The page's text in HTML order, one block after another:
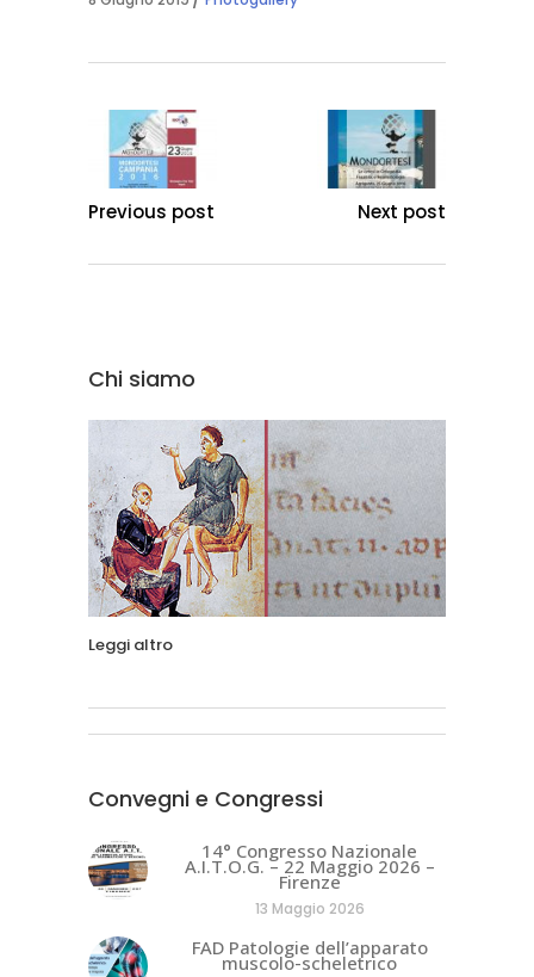
Previous post Next post
Chi siamo
Leggi altro
Convegni e Congressi
14° Congresso Nazionale
A.I.T.O.G. – 22 Maggio 2026 –
Firenze
13 Maggio 2026
FAD Patologie dell’apparato
muscolo-scheletrico